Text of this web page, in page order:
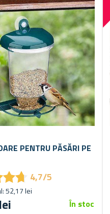
PENTRU PĂSĂRI PE
★★
★★ 4,7/5
52,17 lei
În stoc